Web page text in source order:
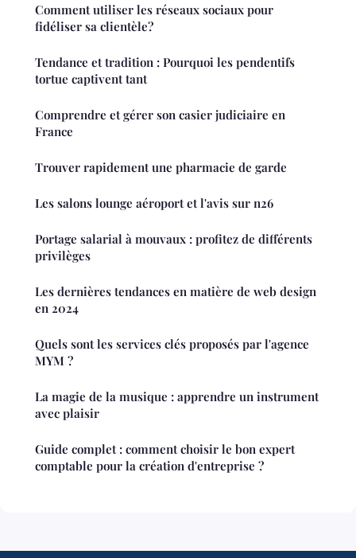
Comment utiliser les réseaux sociaux pour
fidéliser sa clientèle?
Tendance et tradition : Pourquoi les pendentifs
tortue captivent tant
Comprendre et gérer son casier judiciaire en
France
Trouver rapidement une pharmacie de garde
Les salons lounge aéroport et l'avis sur n26
Portage salarial à mouvaux : profitez de différents
privilèges
Les dernières tendances en matière de web design
en 2024
Quels sont les services clés proposés par l'agence
MYM ?
La magie de la musique : apprendre un instrument
avec plaisir
Guide complet : comment choisir le bon expert
comptable pour la création d'entreprise ?